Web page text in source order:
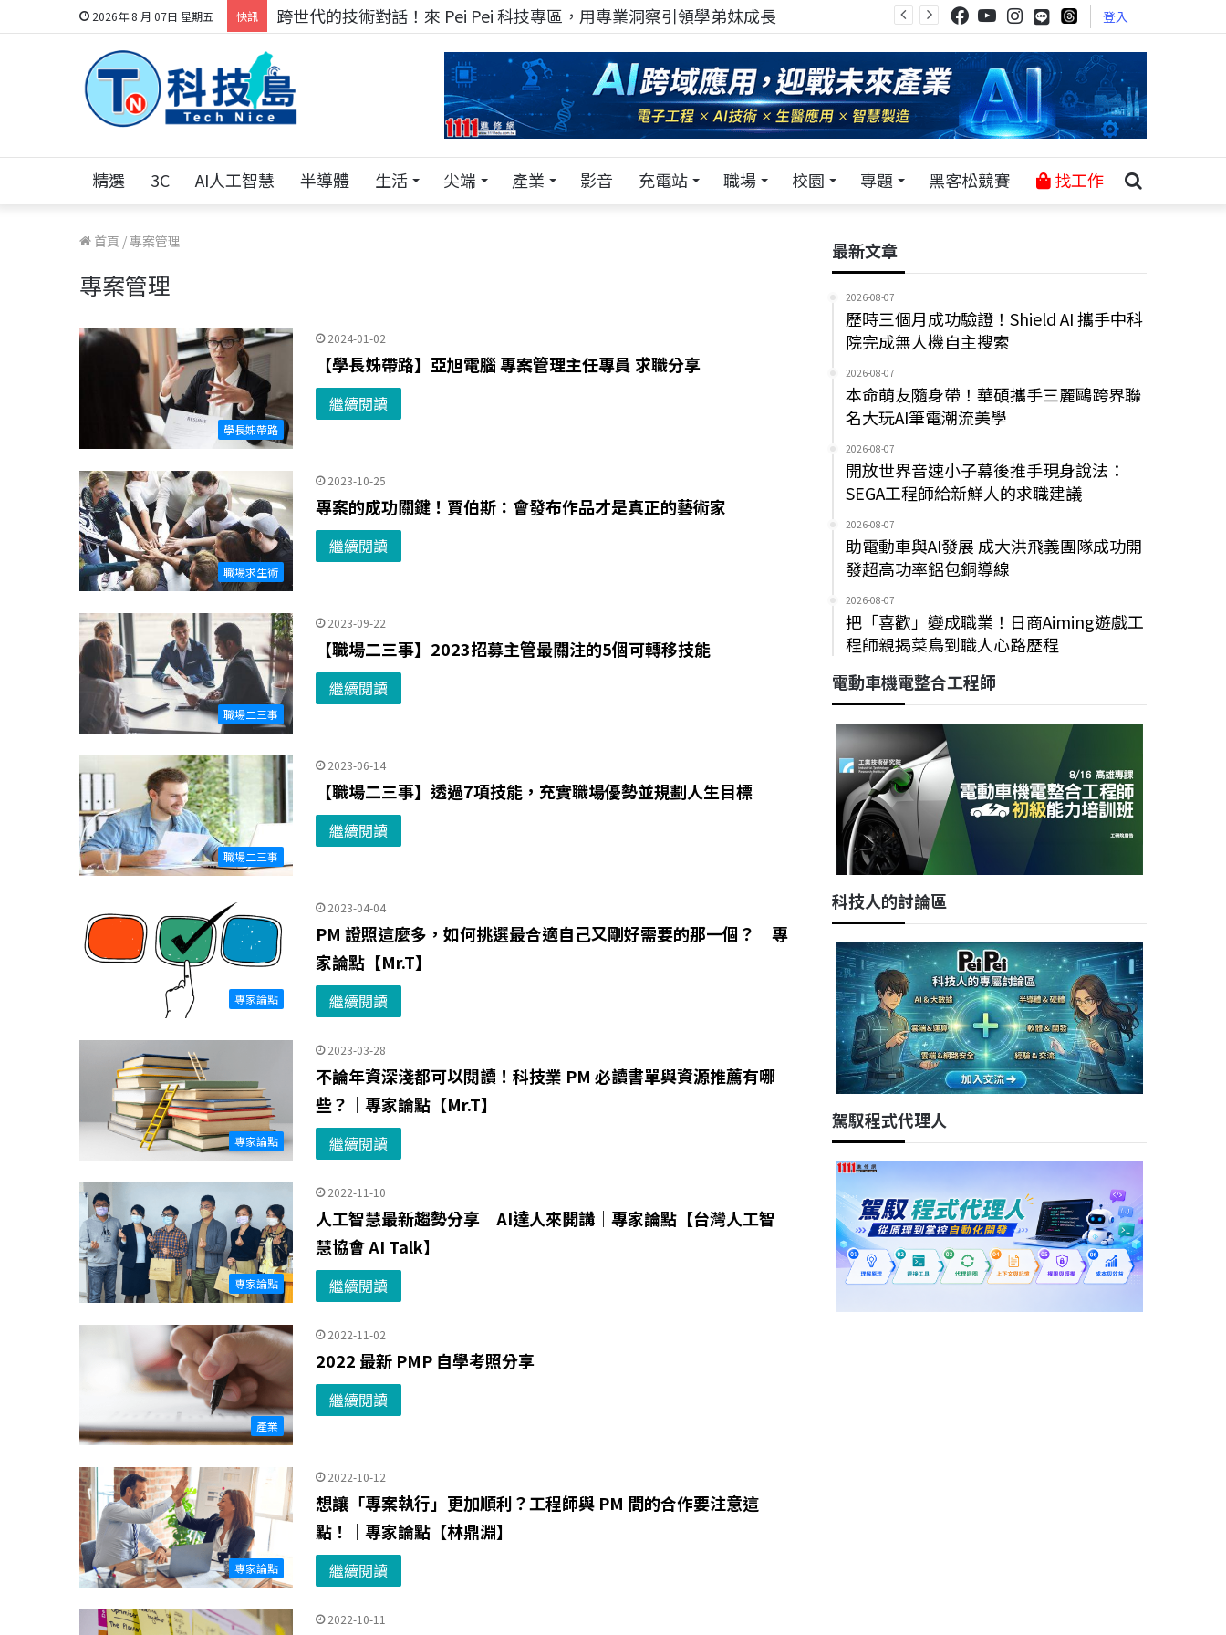
2026年 8 月 07日 星期五 快訊 科技人的經驗傳承地！在 Pei Pei 科技專區，與學弟妹交流最硬核的技術 登入
精選 3C AI人工智慧 半導體 生活 尖端 產業 影音 充電站 職場 校園 專題 黑客松競賽 找工作
首頁 /專案管理
專案管理
學長姊帶路
2024-01-02
【學長姊帶路】亞旭電腦 專案管理主任專員 求職分享
繼續閱讀
職場求生術
2023-10-25
專案的成功關鍵！賈伯斯：會發布作品才是真正的藝術家
繼續閱讀
職場二三事
2023-09-22
【職場二三事】2023招募主管最關注的5個可轉移技能
繼續閱讀
職場二三事
2023-06-14
【職場二三事】透過7項技能，充實職場優勢並規劃人生目標
繼續閱讀
專家論點
2023-04-04
PM 證照這麼多，如何挑選最合適自己又剛好需要的那一個？｜專
家論點【Mr.T】
繼續閱讀
專家論點
2023-03-28
不論年資深淺都可以閱讀！科技業 PM 必讀書單與資源推薦有哪
些？｜專家論點【Mr.T】
繼續閱讀
專家論點
2022-11-10
人工智慧最新趨勢分享 AI達人來開講｜專家論點【台灣人工智
慧協會 AI Talk】
繼續閱讀
產業
2022-11-02
2022 最新 PMP 自學考照分享
繼續閱讀
專家論點
2022-10-12
想讓「專案執行」更加順利？工程師與 PM 間的合作要注意這
點！｜專家論點【林鼎淵】
繼續閱讀
2022-10-11
最新文章
2026-08-07
歷時三個月成功驗證！Shield AI 攜手中科
院完成無人機自主搜索
2026-08-07
本命萌友隨身帶！華碩攜手三麗鷗跨界聯
名大玩AI筆電潮流美學
2026-08-07
開放世界音速小子幕後推手現身說法：
SEGA工程師給新鮮人的求職建議
2026-08-07
助電動車與AI發展 成大洪飛義團隊成功開
發超高功率鋁包銅導線
2026-08-07
把「喜歡」變成職業！日商Aiming遊戲工
程師親揭菜鳥到職人心路歷程
電動車機電整合工程師
科技人的討論區
駕馭程式代理人